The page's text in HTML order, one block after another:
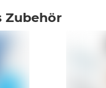
Zubehör